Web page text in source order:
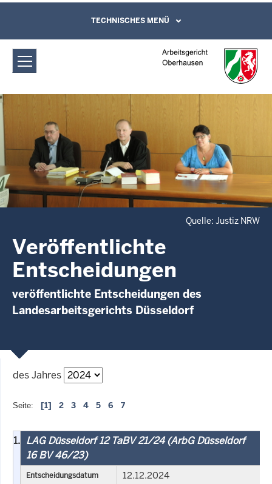
Arbeitsgericht Oberhausen:
Veröffentlichte
Entscheidungen
Direkt zum Inhalt
Leichte Sprache, Gebärdensprachenvideo
und Kontaktformular
TECHNISCHES MENÜ
Quelle: Justiz NRW
Veröffentlichte
Entscheidungen
veröffentlichte Entscheidungen des
Landesarbeitsgerichts Düsseldorf
des Jahres
Seite: [1] 2 3 4 5 6 7
1. LAG Düsseldorf 12 TaBV 21/24 (ArbG Düsseldorf
16 BV 46/23)
Entscheidungsdatum 12.12.2024